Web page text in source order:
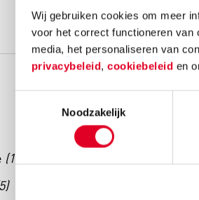
Wij gebruiken cookies om meer
voor het correct functioneren van
media, het personaliseren van
privacybeleid, cookiebeleid en
Noodzakelijk
(1)
€ 9,85